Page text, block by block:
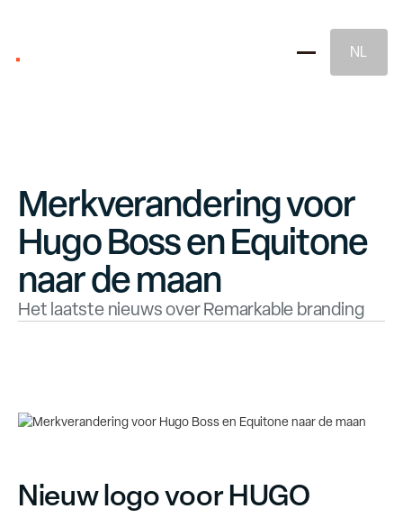
Merkstrategie
Naming & Merkidentiteit
NL
Merkverandering voor
Hugo Boss en Equitone
naar de maan
Het laatste nieuws over Remarkable branding
Nieuw logo voor HUGO